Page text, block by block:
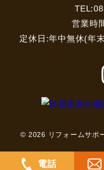
電話
営業時
定休日:年中無休(年
© 2026 リフォームサポ